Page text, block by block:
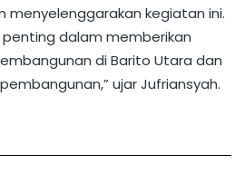
menyelenggarakan kegiatan ini.
dalam memberikan
di Barito Utara dan
ujar Jufriansyah.